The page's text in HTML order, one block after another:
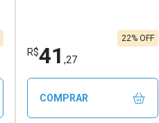
R$41 ,27
22% OFF
COMPRAR